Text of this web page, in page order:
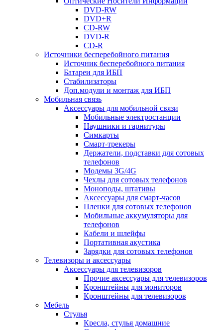
DVD-RW
DVD+R
CD-RW
DVD-R
CD-R
Источники бесперебойного питания
Источник бесперебойного питания
Батареи для ИБП
Стабилизаторы
Доп.модули и монтаж для ИБП
Мобильная связь
Аксессуары для мобильной связи
Мобильные электростанции
Наушники и гарнитуры
Симкарты
Смарт-трекеры
Держатели, подставки для сотовых
телефонов
Модемы 3G/4G
Чехлы для сотовых телефонов
Моноподы, штативы
Аксессуары для смарт-часов
Пленки для сотовых телефонов
Мобильные аккумуляторы для
телефонов
Кабели и шлейфы
Портативная акустика
Зарядки для сотовых телефонов
Телевизоры и аксессуары
Аксессуары для телевизоров
Прочие аксессуары для телевизоров
Кронштейны для мониторов
Кронштейны для телевизоров
Мебель
Стулья
Кресла, стулья домашние